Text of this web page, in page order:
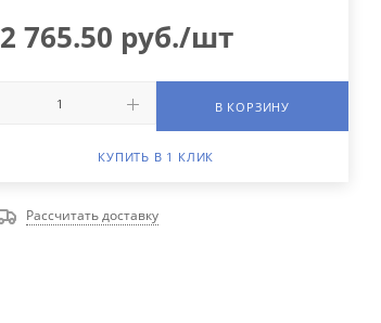
2 765.50 руб./шт
В КОРЗИНУ
КУПИТЬ В 1 КЛИК
Рассчитать доставку